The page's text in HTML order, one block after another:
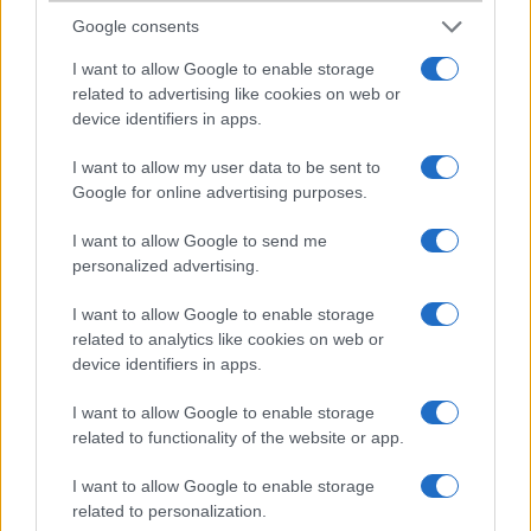
Google consents
I want to allow Google to enable storage
related to advertising like cookies on web or
device identifiers in apps.
I want to allow my user data to be sent to
Google for online advertising purposes.
I want to allow Google to send me
personalized advertising.
I want to allow Google to enable storage
related to analytics like cookies on web or
device identifiers in apps.
I want to allow Google to enable storage
related to functionality of the website or app.
I want to allow Google to enable storage
related to personalization.
Hát nekem nem jön be
Feketében jó. a sonyericsson.com on néztem. Ott többi adat is
nem tudom... :(
2006-3-17 8:51:45 AM
nora:kiirja a rádióállomás nevét pl:danubius,sláger,stb....